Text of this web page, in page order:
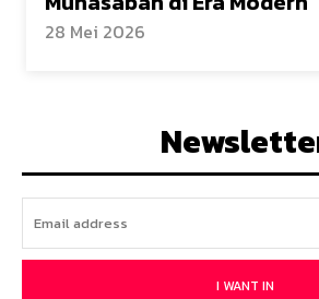
28 Mei 2026
I WANT IN